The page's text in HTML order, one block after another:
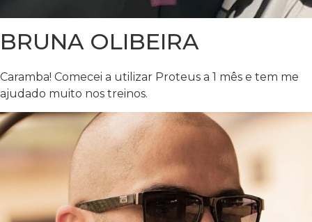
BRUNA OLIBEIRA
Caramba! Comecei a utilizar Proteus a 1 mês e tem me
ajudado muito nos treinos.